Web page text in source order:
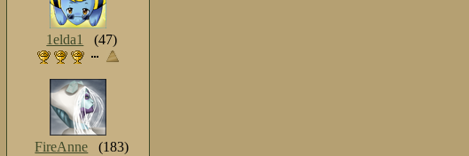
1elda1 (47)
FireAnne (183)